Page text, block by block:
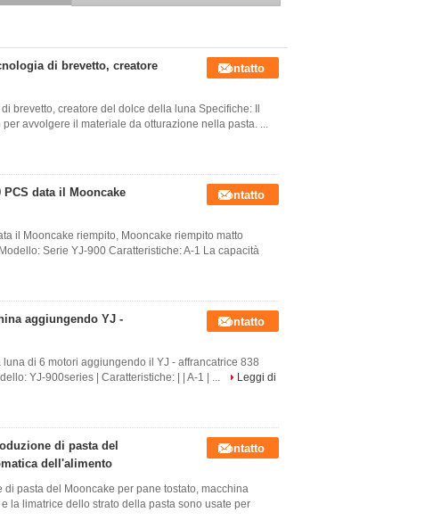
di brevetto, creatore
Contatto
brevetto, creatore del dolce della luna Specifiche: Il
avvolgere il materiale da otturazione nella pasta. ...
data il Mooncake
Contatto
il Mooncake riempito, Mooncake riempito matto
Serie YJ-900 Caratteristiche: A-1 La capacità
aggiungendo YJ -
Contatto
di 6 motori aggiungendo il YJ - affrancatrice 838
YJ-900series | Caratteristiche: | | A-1 | ...
Leggi di
di pasta del
dell'alimento
Contatto
pasta del Mooncake per pane tostato, macchina
la limatrice dello strato della pasta sono usate per